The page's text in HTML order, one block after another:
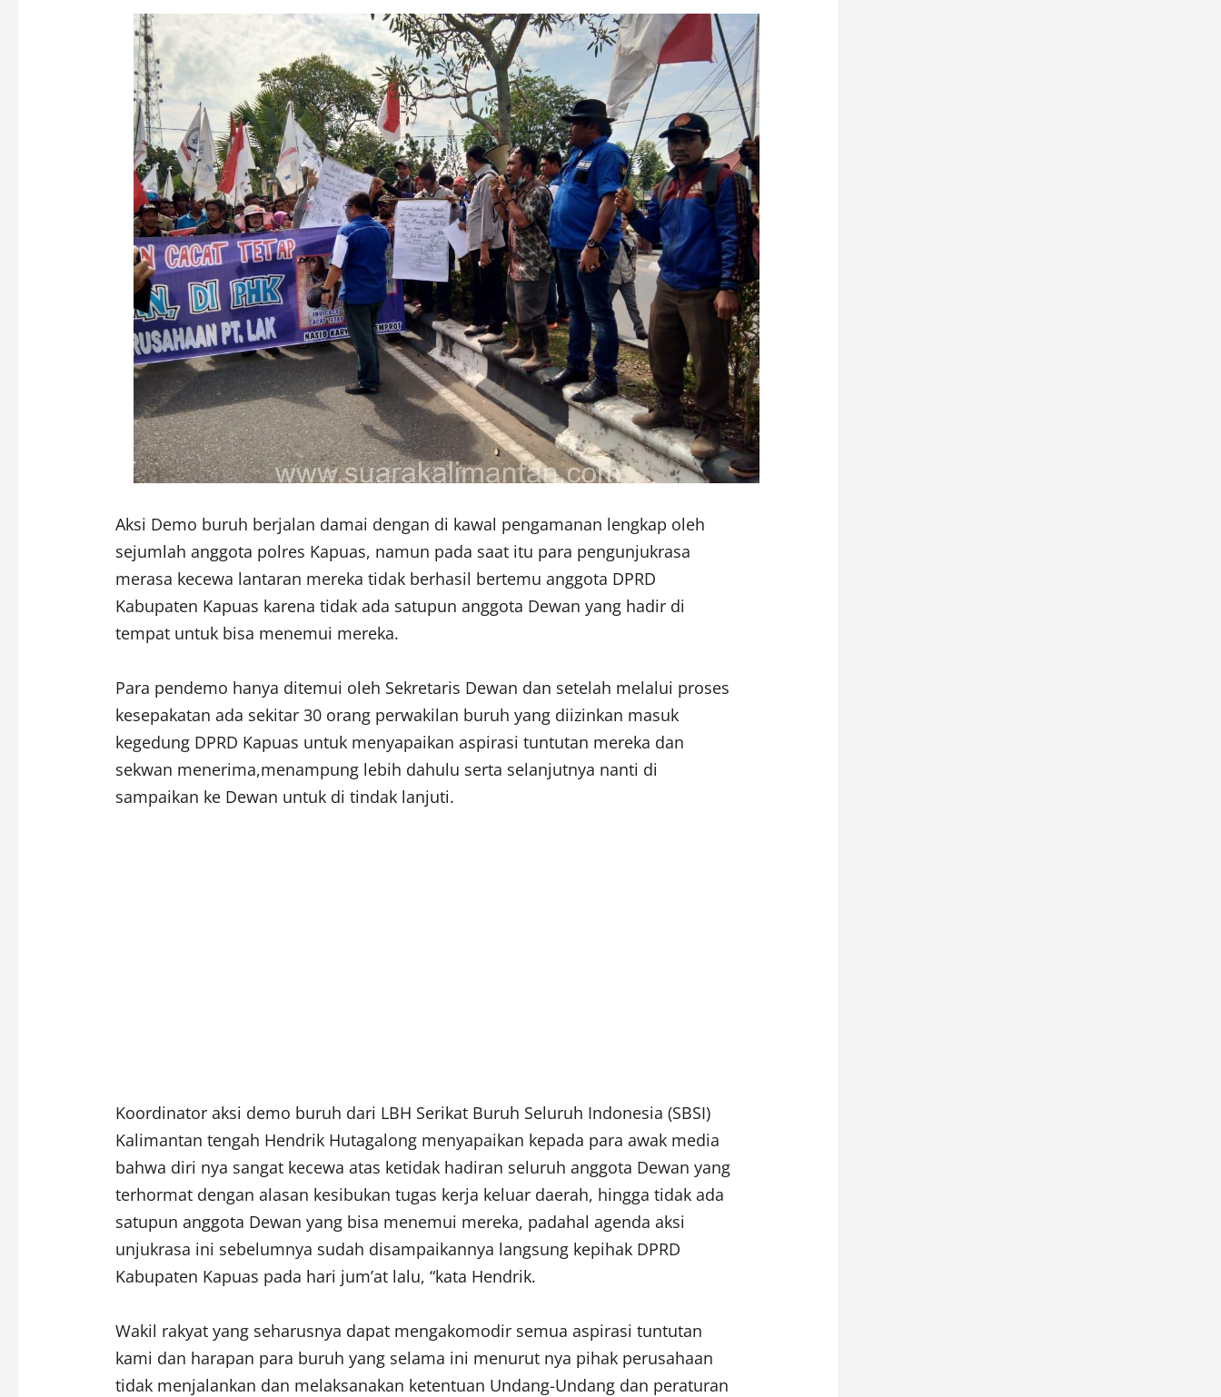
Aksi Demo buruh berjalan damai dengan di kawal pengamanan lengkap oleh
sejumlah anggota polres Kapuas, namun pada saat itu para pengunjukrasa
merasa kecewa lantaran mereka tidak berhasil bertemu anggota DPRD
Kabupaten Kapuas karena tidak ada satupun anggota Dewan yang hadir di
tempat untuk bisa menemui mereka.
Para pendemo hanya ditemui oleh Sekretaris Dewan dan setelah melalui proses
kesepakatan ada sekitar 30 orang perwakilan buruh yang diizinkan masuk
kegedung DPRD Kapuas untuk menyapaikan aspirasi tuntutan mereka dan
sekwan menerima,menampung lebih dahulu serta selanjutnya nanti di
sampaikan ke Dewan untuk di tindak lanjuti.
Koordinator aksi demo buruh dari LBH Serikat Buruh Seluruh Indonesia (SBSI)
Kalimantan tengah Hendrik Hutagalong menyapaikan kepada para awak media
bahwa diri nya sangat kecewa atas ketidak hadiran seluruh anggota Dewan yang
terhormat dengan alasan kesibukan tugas kerja keluar daerah, hingga tidak ada
satupun anggota Dewan yang bisa menemui mereka, padahal agenda aksi
unjukrasa ini sebelumnya sudah disampaikannya langsung kepihak DPRD
Kabupaten Kapuas pada hari jum’at lalu, “kata Hendrik.
Wakil rakyat yang seharusnya dapat mengakomodir semua aspirasi tuntutan
kami dan harapan para buruh yang selama ini menurut nya pihak perusahaan
tidak menjalankan dan melaksanakan ketentuan Undang-Undang dan peraturan